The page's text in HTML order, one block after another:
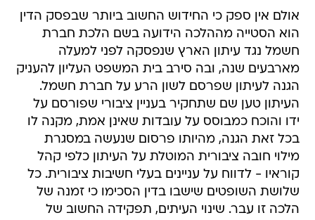
אולם אין ספק כי החידוש החשוב ביותר שבפסק הדין
הוא הסטייה מההלכה הידועה בשם הלכת חברת
חשמל נגד עיתון הארץ שנפסקה לפני למעלה
מארבעים שנה, ובה סירב בית המשפט העליון להעניק
הגנה לעיתון שפרסם לשון הרע על חברת חשמל.
העיתון טען שם שתחקיר בעניין ציבורי שפורסם על
ידו והוכח כמבוסס על עובדות שאינן אמת, מקנה לו
בכל זאת הגנה, מהיותו פרסום שנעשה במסגרת
מילוי חובה ציבורית המוטלת על העיתון כלפי קהל
קוראיו - לדווח על עניינים בעלי חשיבות ציבורית. כל
שלושת השופטים שישבו בדין הסכימו כי זמנה של
הלכה זו עבר. שינוי העיתים, תפקידה החשוב של